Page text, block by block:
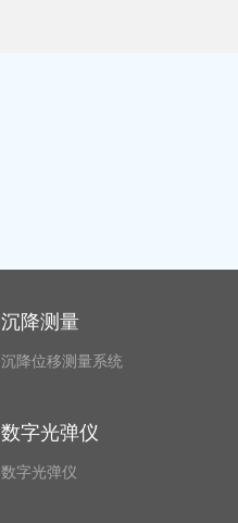
沉降测量
沉降位移测量系统
数字光弹仪
数字光弹仪